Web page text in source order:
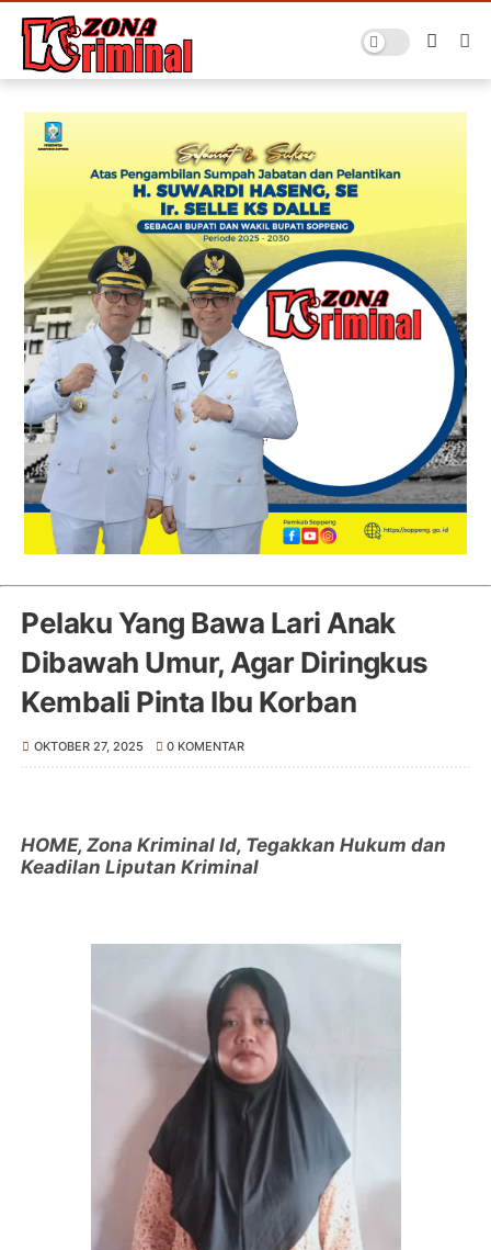
Pelaku Yang Bawa Lari Anak
Dibawah Umur, Agar Diringkus
Kembali Pinta Ibu Korban
OKTOBER 27, 2025 0 KOMENTAR
HOME, Zona Kriminal Id, Tegakkan Hukum dan
Keadilan Liputan Kriminal